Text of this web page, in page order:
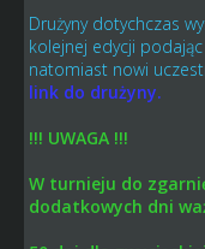
Drużyny dotychczas
kolejnej edycji
natomiast nowi
link do drużyny.
!!! UWAGA !!!
W turnieju do
dodatkowych dni